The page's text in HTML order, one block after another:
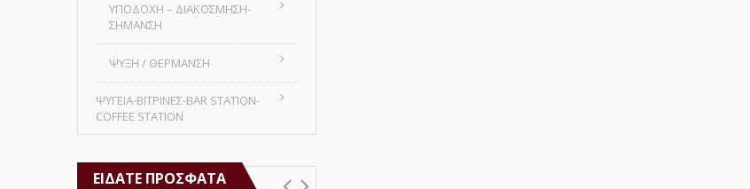
ΥΠΟΔΟΧΗ – ΔΙΑΚΟΣΜΗΣΗ-
ΣΗΜΑΝΣΗ
ΨΥΞΗ / ΘΕΡΜΑΝΣΗ
ΨΥΓΕΙΑ-ΒΙΤΡΙΝΕΣ-BAR STATION-
COFFEE STATION
ΕΊΔΑΤΕ ΠΡΌΣΦΑΤΑ